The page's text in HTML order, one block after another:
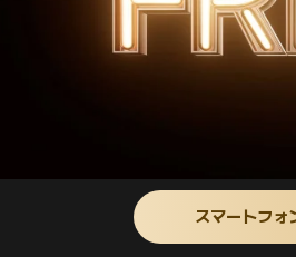
スマートフォ